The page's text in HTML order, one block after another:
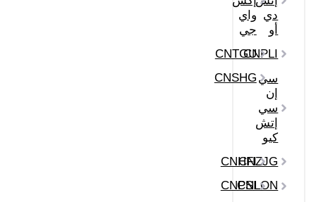
دي
أو
واي
جي
CNPLI
CNTGU
سي
إن
سي
إتش
كيو
CNSHG
CNZJG
CNHFI
CNLON
CNPSI